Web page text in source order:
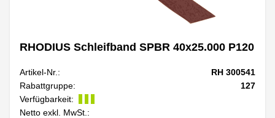
RHODIUS Schleifband SPBR 40x25.000 P120
Artikel-Nr.:
RH 300541
Rabattgruppe:
127
Verfügbarkeit:
Netto exkl. MwSt.: